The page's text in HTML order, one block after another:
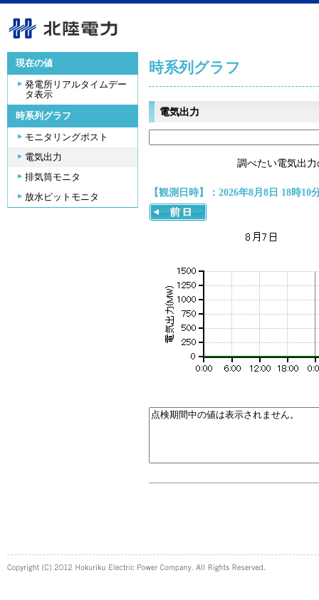
現在の値
発電所リアルタイムデー
タ表示
時系列グラフ
モニタリングポスト
電気出力
排気筒モニタ
放水ピットモニタ
時系列グラフ
電気出力
調べたい電気出
【観測日時】：2026年8月8日 18時10